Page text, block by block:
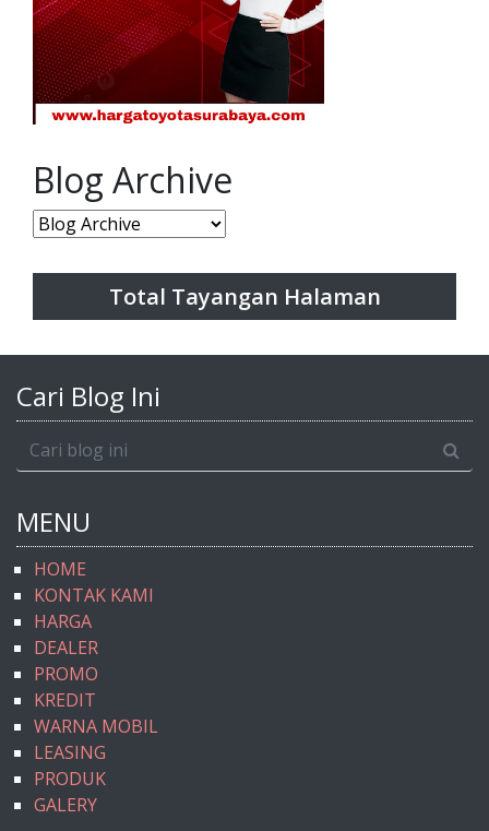
Blog Archive
Total Tayangan Halaman
Cari Blog Ini
MENU
HOME
KONTAK KAMI
HARGA
DEALER
PROMO
KREDIT
WARNA MOBIL
LEASING
PRODUK
GALERY